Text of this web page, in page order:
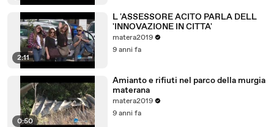
2:11
L 'ASSESSORE ACITO PARLA DELL
'INNOVAZIONE IN CITTA'
matera2019
9 anni fa
0:50
Amianto e rifiuti nel parco della murgia
materana
matera2019
9 anni fa